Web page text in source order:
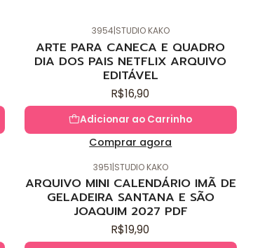
3954|STUDIO KAKO
ARTE PARA CANECA E QUADRO
DIA DOS PAIS NETFLIX ARQUIVO
EDITÁVEL
R$16,90
Adicionar ao Carrinho
Comprar agora
3951|STUDIO KAKO
ARQUIVO MINI CALENDÁRIO IMÃ DE
GELADEIRA SANTANA E SÃO
JOAQUIM 2027 PDF
R$19,90